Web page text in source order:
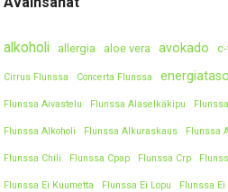
alkoholi allergia aloe vera avokado
Cirrus Flunssa Concerta Flunssa energiataso
Flunssa Aivastelu Flunssa Alaselkäkipu
Flunssa Alkoholi Flunssa Alkuraskaus Flunssa
Flunssa Chili Flunssa Cpap Flunssa Crp
Flunssa Ei Kuumetta Flunssa Ei Lopu Flunssa